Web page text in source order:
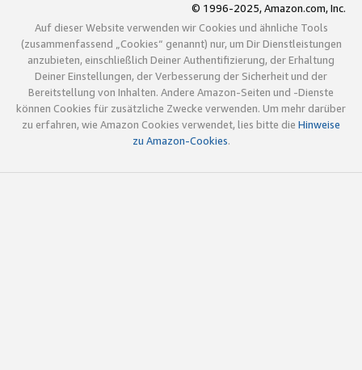
© 1996-2025, Amazon.com, Inc.
Auf dieser Website verwenden wir Cookies und ähnliche Tools
(zusammenfassend „Cookies“ genannt) nur, um Dir Dienstleistungen
anzubieten, einschließlich Deiner Authentifizierung, der Erhaltung
Deiner Einstellungen, der Verbesserung der Sicherheit und der
Bereitstellung von Inhalten. Andere Amazon-Seiten und -Dienste
können Cookies für zusätzliche Zwecke verwenden. Um mehr darüber
zu erfahren, wie Amazon Cookies verwendet, lies bitte die Hinweise
zu Amazon-Cookies.